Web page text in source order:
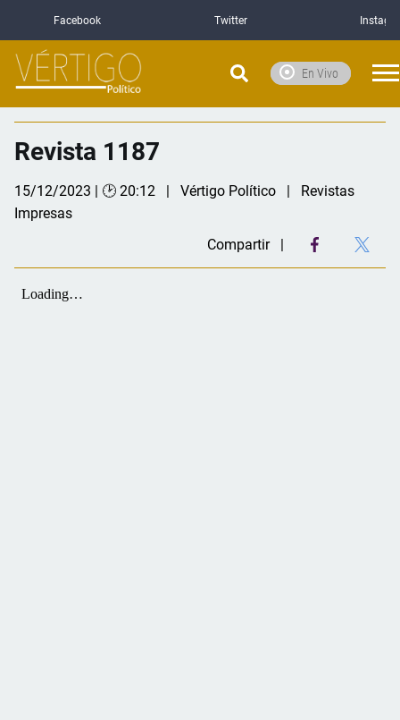
Facebook Twitter
En Vivo
Revista 1187
15/12/2023 | 🕑 20:12 Vértigo Político
Revistas
Impresas
Compartir